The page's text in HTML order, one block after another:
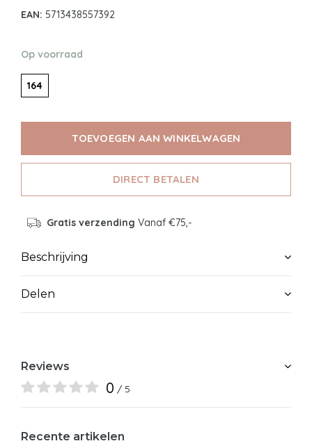
EAN: 5713438557392
Op voorraad
164
TOEVOEGEN AAN WINKELWAGEN
DIRECT BETALEN
Gratis verzending Vanaf €75,-
Beschrijving
Delen
Reviews
0 / 5
Recente artikelen